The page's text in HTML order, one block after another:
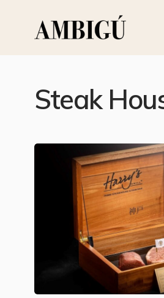
Steak